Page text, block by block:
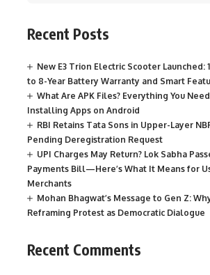
Recent Posts
New E3 Trion Electric Scooter Launched:
to 8-Year Battery Warranty and Smart
What Are APK Files? Everything You
Installing Apps on Android
RBI Retains Tata Sons in Upper-Layer
Pending Deregistration Request
UPI Charges May Return? Lok Sabha
Payments Bill—Here’s What It Means for
Merchants
Mohan Bhagwat’s Message to Gen Z:
Reframing Protest as Democratic Dialogue
Recent Comments